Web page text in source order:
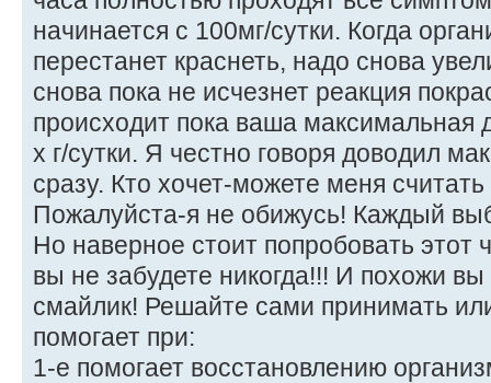
начинается с 100мг/сутки. Когда
перестанет краснеть, надо снова
снова пока не исчезнет реакция
происходит пока ваша максимальная
х г/сутки. Я честно говоря доводил
сразу. Кто хочет-можете меня
Пожалуйста-я не обижусь! Каждый
Но наверное стоит попробовать
вы не забудете никогда!!! И похожи
смайлик! Решайте сами принимать
помогает при:
1-е помогает восстановлению